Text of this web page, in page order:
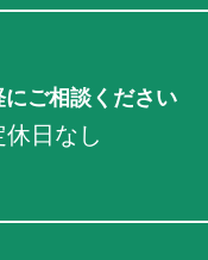
ご相談ください
日なし